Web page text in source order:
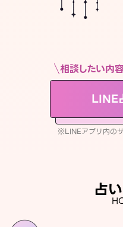
相談したい内
LINE
※LINEアプリ内の
占